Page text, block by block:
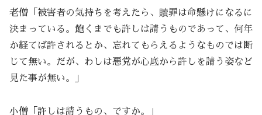
老僧「被害者の気持ちを考えたら、贖罪は命懸けになるに
決まっている。飽くまでも許しは請うものであって、何年
か経てば許されるとか、忘れてもらえるようなものでは断
じて無い。だが、わしは悪党が心底から許しを請う姿など
見た事が無い。」
小僧「許しは請うもの、ですか。」